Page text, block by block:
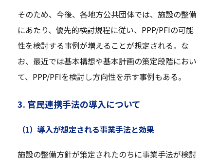
そのため、今後、各地方公共団体では、施設の整備
にあたり、優先的検討規程に従い、PPP/PFIの可能
性を検討する事例が増えることが想定される。な
お、最近では基本構想や基本計画の策定段階におい
て、PPP/PFIを検討し方向性を示す事例もある。
3. 官民連携手法の導入について
（1）導入が想定される事業手法と効果
施設の整備方針が策定されたのちに事業手法が検討